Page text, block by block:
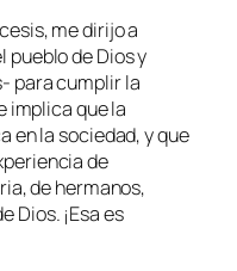
me dirijo a
de Dios y
para cumplir la
implica que la
en la sociedad, y que
de
de hermanos,
Dios. ¡Esa es